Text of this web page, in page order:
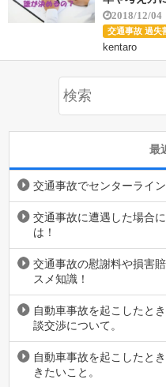
2018/12/04
交通事故 過失
kentaro
最
交通事故でセンターライ
交通事故に遭遇した場合
は！
交通事故の慰謝料や損害
スメ知識！
自動車事故を起こしたと
談交渉について。
自動車事故を起こしたと
きたいこと。